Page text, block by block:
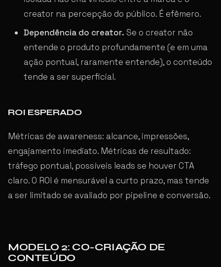
creator na percepção do público. É efêmero.
Dependência do creator. Se o creator não
entende o produto profundamente (e em uma
ação pontual, raramente entende), o conteúdo
tende a ser superficial.
ROI ESPERADO
Métricas de awareness: alcance, impressões,
engajamento imediato. Métricas de resultado:
tráfego pontual, possíveis leads se houver CTA
claro. O ROI é mensurável a curto prazo, mas tende
a ser limitado se avaliado por pipeline e conversão.
MODELO 2: CO-CRIAÇÃO DE
CONTEÚDO